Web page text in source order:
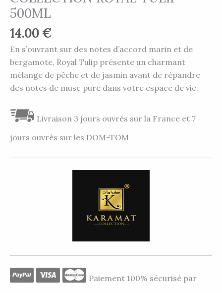
500ML
14.00€
En s’ouvrant sur des notes d’accord marin et de
bergamote, Royal Tulip présente un charmant
mélange de pêche et de jasmin avant de répandre
des notes de musc pure dans votre espace de vie.
Livraison 3 jours ouvrés sur la France et 7
jours ouvrés sur les DOM-TOM
Paiement 100% sécurisé par